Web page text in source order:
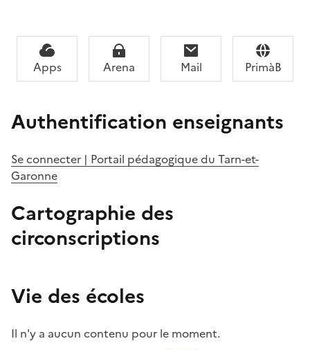
Apps Arena Mail PrimàB
Authentification enseignants
Se connecter | Portail pédagogique du Tarn-et-
Garonne
Cartographie des
circonscriptions
Vie des écoles
Il n'y a aucun contenu pour le moment.